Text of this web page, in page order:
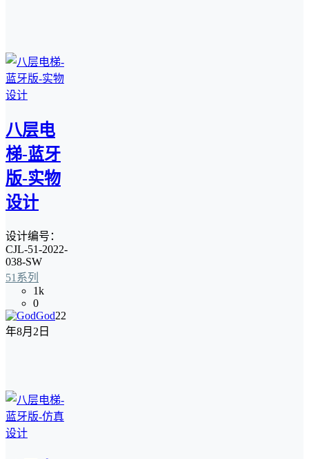
八层电
梯-蓝牙
版-实物
设计
设计编号：
CJL-51-2022-
038-SW
51系列
1k
0
God22
年8月2日